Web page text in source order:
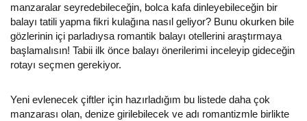
manzaralar seyredebileceğin, bolca kafa dinleyebileceğin bir
balayı tatili yapma fikri kulağına nasıl geliyor? Bunu okurken bile
gözlerinin içi parladıysa romantik balayı otellerini araştırmaya
başlamalısın! Tabii ilk önce balayı önerilerimi inceleyip gideceğin
rotayı seçmen gerekiyor.
Yeni evlenecek çiftler için hazırladığım bu listede daha çok
manzarası olan, denize girilebilecek ve adı romantizmle birlikte